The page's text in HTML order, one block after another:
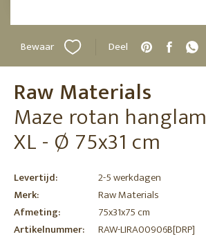
Bewaar Deel
Raw Materials
Maze rotan
XL - Ø 75x31 cm
Levertijd:
2-5 werkdagen
Merk:
Raw Materials
Afmeting:
75x31x75 cm
Artikelnummer:
RAW-LIRA00906B[DRP]